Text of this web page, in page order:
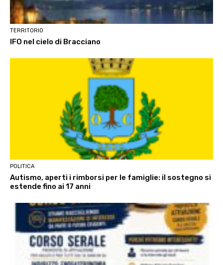
TERRITORIO
IFO nel cielo di Bracciano
POLITICA
Autismo, aperti i rimborsi per le famiglie: il sostegno si
estende fino ai 17 anni